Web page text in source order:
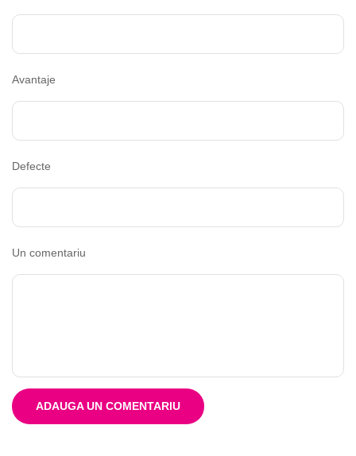
Avantaje
Defecte
Un comentariu
ADAUGA UN COMENTARIU